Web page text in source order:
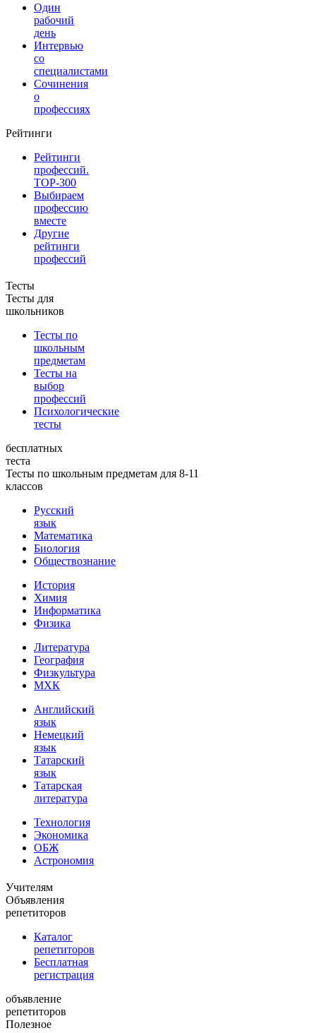
Один
рабочий
день
Интервью
со
специалистами
Сочинения
о
профессиях
Рейтинги
Рейтинги
профессий.
TOP-300
Выбираем
профессию
вместе
Другие
рейтинги
профессий
Тесты
Тесты для
школьников
Тесты по
школьным
предметам
Тесты на
выбор
профессий
Психологические
тесты
бесплатных
теста
Тесты по школьным предметам для 8-11
классов
Русский
язык
Математика
Биология
Обществознание
История
Химия
Информатика
Физика
Литература
География
Физкультура
МХК
Английский
язык
Немецкий
язык
Татарский
язык
Татарская
литература
Технология
Экономика
ОБЖ
Астрономия
Учителям
Объявления
репетиторов
Каталог
репетиторов
Бесплатная
регистрация
объявление
репетиторов
Полезное